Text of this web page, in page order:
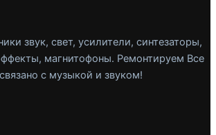
звук, свет, усилители, синтезаторы,
магнитофоны. Ремонтируем Все
с музыкой и звуком!